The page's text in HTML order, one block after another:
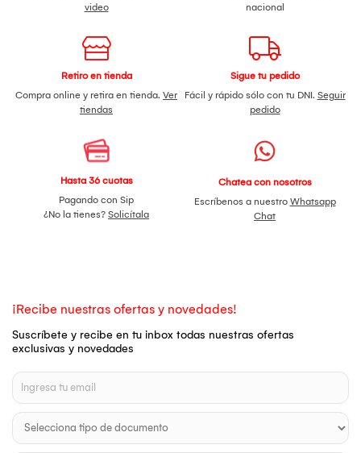
video
nacional
Retiro en tienda
Compra online y retira en tienda. Ver
tiendas
Sigue tu pedido
Fácil y rápido sólo con tu DNI. Seguir
pedido
Hasta 36 cuotas
Pagando con Sip
¿No la tienes? Solicítala
Chatea con nosotros
Escríbenos a nuestro Whatsapp
Chat
¡Recibe nuestras ofertas y novedades!
Suscríbete y recibe en tu inbox todas nuestras ofertas
exclusivas y novedades